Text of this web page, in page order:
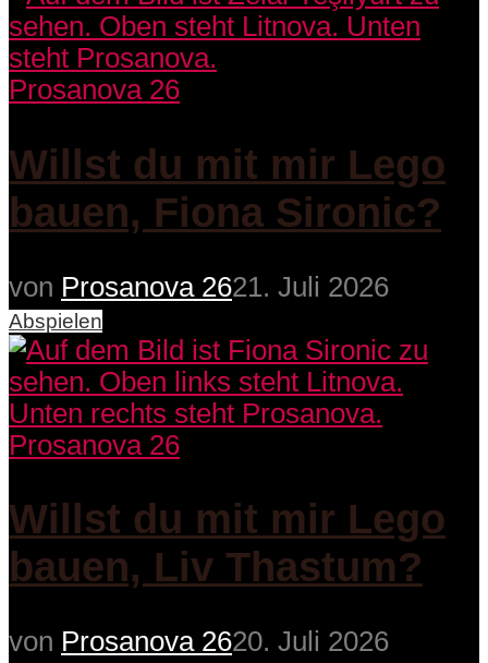
Prosanova 26
Willst du mit mir Lego
bauen, Fiona Sironic?
von Prosanova 2621. Juli 2026
Abspielen
Prosanova 26
Willst du mit mir Lego
bauen, Liv Thastum?
von Prosanova 2620. Juli 2026